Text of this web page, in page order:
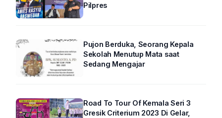
Pilpres
Pujon Berduka, Seorang Kepala
Sekolah Menutup Mata saat
Sedang Mengajar
Road To Tour Of Kemala Seri 3
Gresik Criterium 2023 Di Gelar,